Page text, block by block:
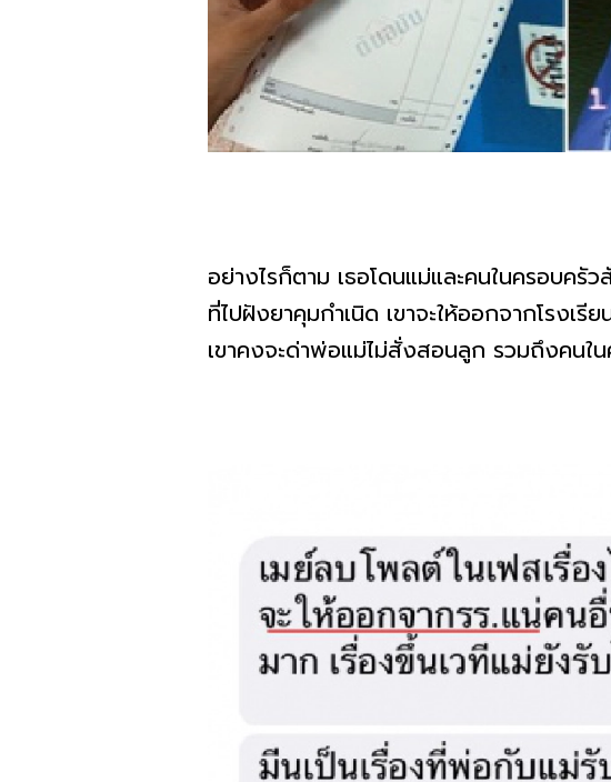
อย่างไรก็ตาม เธอโดนแม่และคนในครอบครั
ที่ไปฝังยาคุมกำเนิด เขาจะให้ออกจากโรงเ
เขาคงจะด่าพ่อแม่ไม่สั่งสอนลูก รวมถึงคนใ